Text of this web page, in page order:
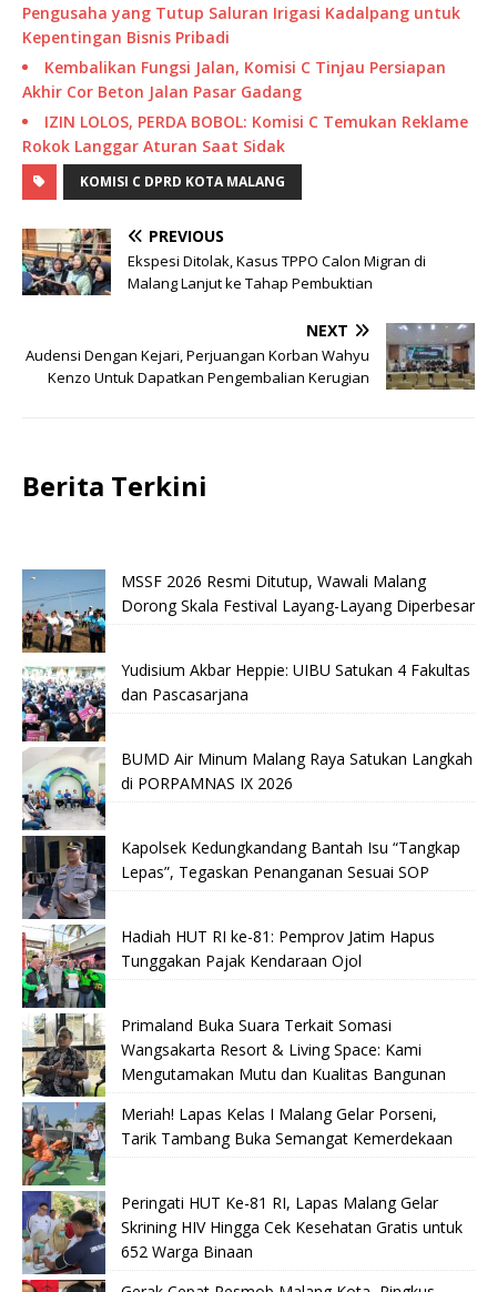
Pengusaha yang Tutup Saluran Irigasi Kadalpang untuk
Kepentingan Bisnis Pribadi
Kembalikan Fungsi Jalan, Komisi C Tinjau Persiapan
Akhir Cor Beton Jalan Pasar Gadang
IZIN LOLOS, PERDA BOBOL: Komisi C Temukan Reklame
Rokok Langgar Aturan Saat Sidak
KOMISI C DPRD KOTA MALANG
PREVIOUS
Ekspesi Ditolak, Kasus TPPO Calon Migran di
Malang Lanjut ke Tahap Pembuktian
NEXT
Audensi Dengan Kejari, Perjuangan Korban Wahyu
Kenzo Untuk Dapatkan Pengembalian Kerugian
Berita Terkini
MSSF 2026 Resmi Ditutup, Wawali Malang
Dorong Skala Festival Layang-Layang Diperbesar
Yudisium Akbar Heppie: UIBU Satukan 4 Fakultas
dan Pascasarjana
BUMD Air Minum Malang Raya Satukan Langkah
di PORPAMNAS IX 2026
Kapolsek Kedungkandang Bantah Isu “Tangkap
Lepas”, Tegaskan Penanganan Sesuai SOP
Hadiah HUT RI ke-81: Pemprov Jatim Hapus
Tunggakan Pajak Kendaraan Ojol
Primaland Buka Suara Terkait Somasi
Wangsakarta Resort & Living Space: Kami
Mengutamakan Mutu dan Kualitas Bangunan
Meriah! Lapas Kelas I Malang Gelar Porseni,
Tarik Tambang Buka Semangat Kemerdekaan
Peringati HUT Ke-81 RI, Lapas Malang Gelar
Skrining HIV Hingga Cek Kesehatan Gratis untuk
652 Warga Binaan